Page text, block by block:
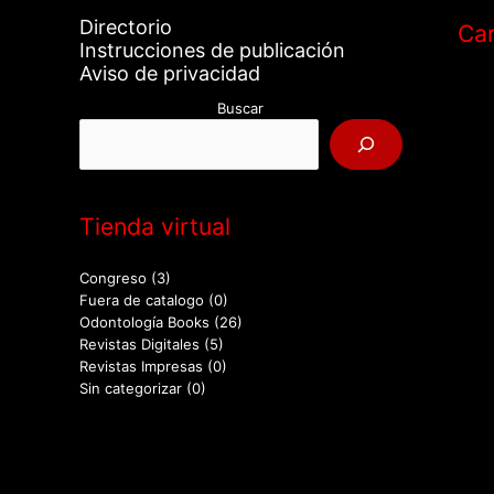
Directorio
Instrucciones de publicación
Aviso de privacidad
Buscar
Tienda virtual
Congreso (3)
Fuera de catalogo (0)
Odontología Books (26)
Revistas Digitales (5)
Revistas Impresas (0)
Sin categorizar (0)